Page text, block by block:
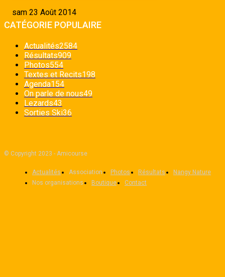
sam 23 Août 2014
CATÉGORIE POPULAIRE
Actualités2584
Résultats909
Photos554
Textes et Recits198
Agenda154
On parle de nous49
Lezards43
Sorties Ski36
© Copyright 2023 - Amicourse
Actualités Association Photos Résultats
Nangy Nature
Nos organisations
Boutique Contact